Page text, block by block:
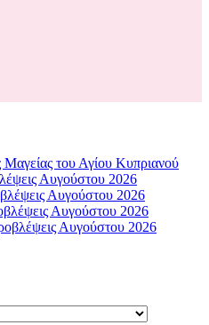
του Αγίου Κυπριανού
Αυγούστου 2026
Αυγούστου 2026
Αυγούστου 2026
Αυγούστου 2026